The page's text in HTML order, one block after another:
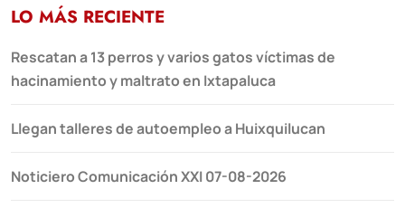
LO MÁS RECIENTE
Rescatan a 13 perros y varios gatos víctimas de
hacinamiento y maltrato en Ixtapaluca
Llegan talleres de autoempleo a Huixquilucan
Noticiero Comunicación XXI 07-08-2026